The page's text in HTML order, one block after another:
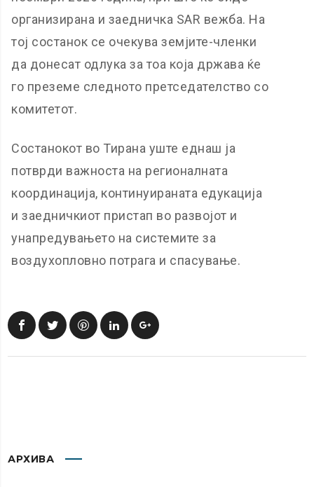
организирана и заедничка SAR вежба. На
тој состанок се очекува земјите-членки
да донесат одлука за тоа која држава ќе
го преземе следното претседателство со
комитетот.
Состанокот во Тирана уште еднаш ја
потврди важноста на регионалната
координација, континуираната едукација
и заедничкиот пристап во развојот и
унапредувањето на системите за
воздухопловно потрага и спасување.
АРХИВА